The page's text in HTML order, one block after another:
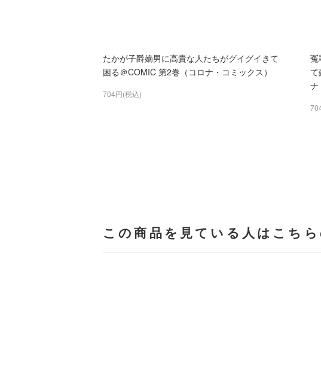
たかが子爵嫡男に高貴な人たちがグイグイきて
困る＠COMIC 第2巻（コロナ・コミックス）
704円(税込)
冤
ナ
この商品を見ている人はこち